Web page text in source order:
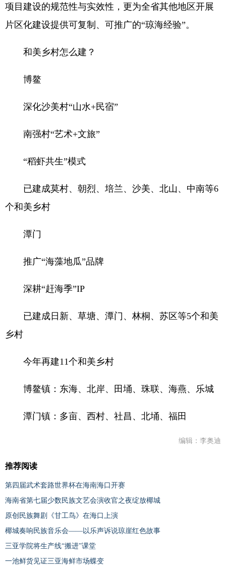
项目建设的规范性与实效性，更为全省其他地区开展
片区化建设提供可复制、可推广的“琼海经验”。
和美乡村怎么建？
博鳌
深化沙美村“山水+民宿”
南强村“艺术+文旅”
“稻虾共生”模式
已建成莫村、朝烈、培兰、沙美、北山、中南等6
个和美乡村
潭门
推广“海藻地瓜”品牌
深耕“赶海季”IP
已建成日新、草塘、潭门、林桐、苏区等5个和美
乡村
今年再建11个和美乡村
博鳌镇：东海、北岸、田埇、珠联、海燕、乐城
潭门镇：多亩、西村、社昌、北埇、福田
编辑：李奥迪
推荐阅读
第四届武术套路世界杯在海南海口开赛
海南省第七届少数民族文艺会演收官之夜绽放椰城
原创民族舞剧《甘工鸟》在海口上演
椰城奏响民族音乐会——以乐声诉说琼崖红色故事
三亚学院将生产线“搬进”课堂
一池鲜货见证三亚海鲜市场蝶变